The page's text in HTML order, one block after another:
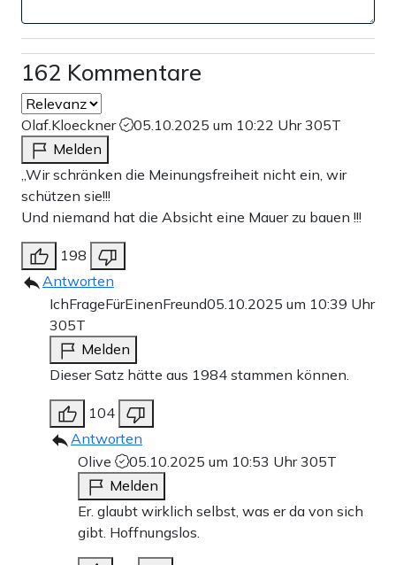
162 Kommentare
Olaf.Kloeckner 05.10.2025 um 10:22 Uhr305T
Melden
„Wir schränken die Meinungsfreiheit nicht ein, wir
schützen sie!!!
Und niemand hat die Absicht eine Mauer zu bauen !!!
198
Antworten
IchFrageFürEinenFreund05.10.2025 um 10:39 Uhr
305T
Melden
Dieser Satz hätte aus 1984 stammen können.
104
Antworten
Olive
05.10.2025 um 10:53 Uhr305T
Melden
Er. glaubt wirklich selbst, was er da von sich
gibt. Hoffnungslos.